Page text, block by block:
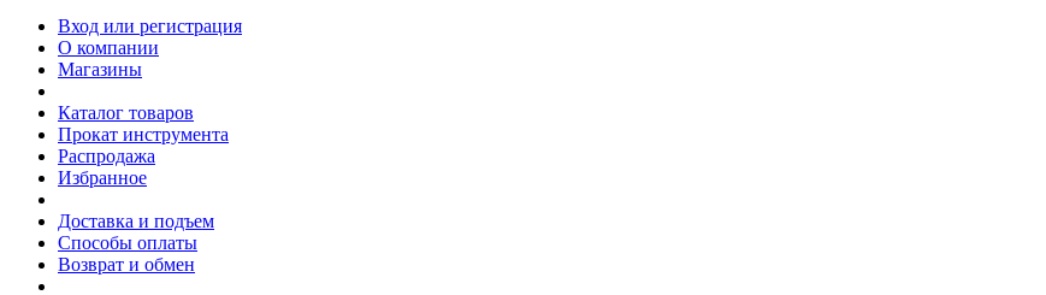
Вход или регистрация
О компании
Магазины
Каталог товаров
Прокат инструмента
Распродажа
Избранное
Доставка и подъем
Способы оплаты
Возврат и обмен